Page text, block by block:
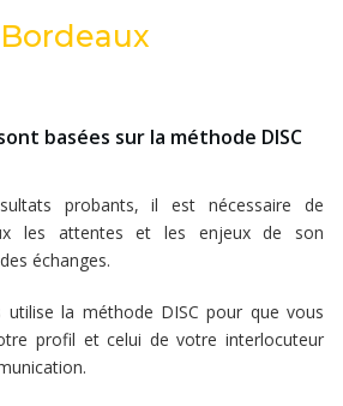
Bordeaux
basées sur la méthode DISC
probants, il est nécessaire de
les attentes et les enjeux de son
échanges.
utilise la méthode DISC pour que vous
profil et celui de votre interlocuteur